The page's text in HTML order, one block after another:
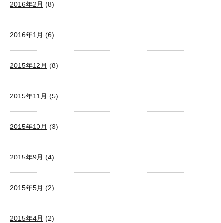
2016年2月 (8)
2016年1月 (6)
2015年12月 (8)
2015年11月 (5)
2015年10月 (3)
2015年9月 (4)
2015年5月 (2)
2015年4月 (2)